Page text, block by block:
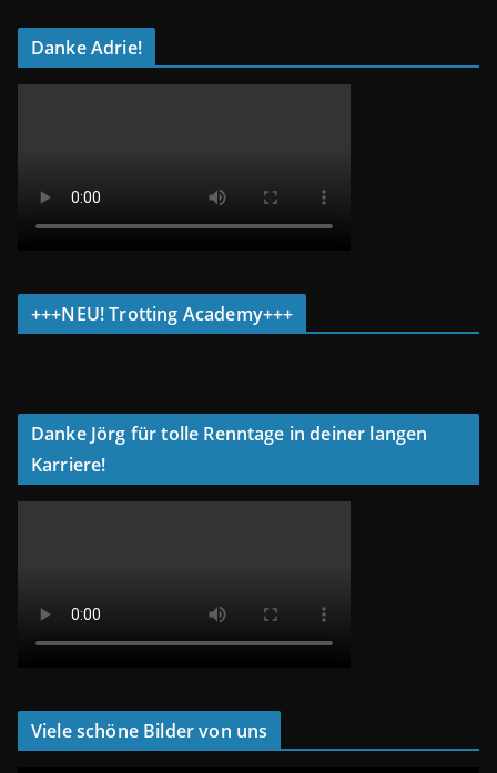
Danke Adrie!
+++NEU! Trotting Academy+++
Danke Jörg für tolle Renntage in deiner langen
Karriere!
Viele schöne Bilder von uns